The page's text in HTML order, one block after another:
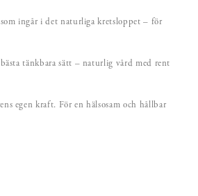
ingår i det naturliga kretsloppet – för
tänkbara sätt – naturlig vård med rent
egen kraft. För en hälsosam och hållbar